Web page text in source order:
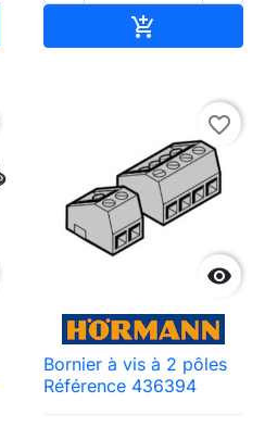


favorite_border
Bornier à vis à 2 pôles
Référence 436394